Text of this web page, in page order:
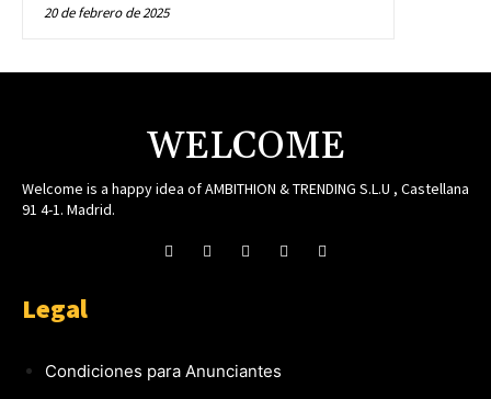
20 de febrero de 2025
WELCOME
Welcome is a happy idea of AMBITHION & TRENDING S.L.U , Castellana
91 4-1. Madrid.
Legal
Condiciones para Anunciantes